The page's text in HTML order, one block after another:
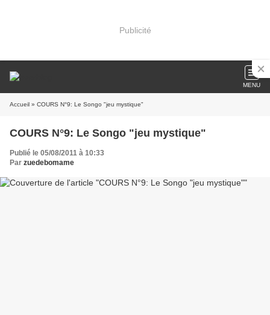
Publicité
MENU
Accueil » COURS N°9: Le Songo "jeu mystique"
COURS N°9: Le Songo "jeu mystique"
Publié le 05/08/2011 à 10:33
Par zuedebomame